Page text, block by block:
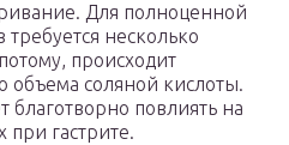
Для полноценной
несколько
происходит
объема соляной кислоты.
благотворно повлиять на
при гастрите.